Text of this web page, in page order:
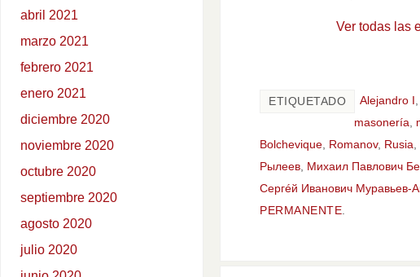
Ver todas las
ETIQUETADO Alejandro I ,
masonería,
Bolchevique, Romanov, Rusia,
Рылеев, Михаил Павлович
Сергéй Иванович Муравьев-
PERMANENTE.
abril 2021
marzo 2021
febrero 2021
enero 2021
diciembre 2020
noviembre 2020
octubre 2020
septiembre 2020
agosto 2020
julio 2020